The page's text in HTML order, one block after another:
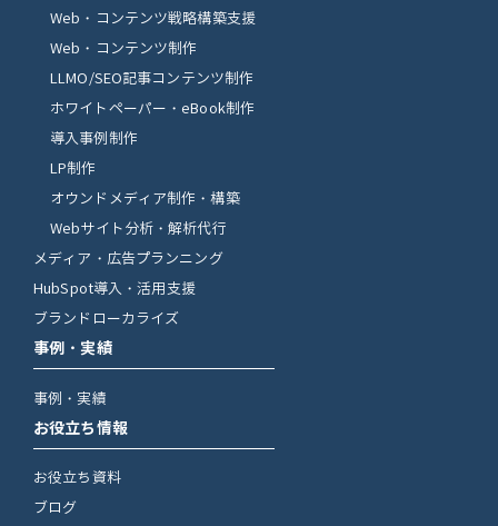
Web・コンテンツ戦略構築支援
Web・コンテンツ制作
LLMO/SEO記事コンテンツ制作
ホワイトペーパー・eBook制作
導入事例制作
LP制作
オウンドメディア制作・構築
Webサイト分析・解析代行
メディア・広告プランニング
HubSpot導入・活用支援
ブランドローカライズ
事例・実績
事例・実績
お役立ち情報
お役立ち資料
ブログ